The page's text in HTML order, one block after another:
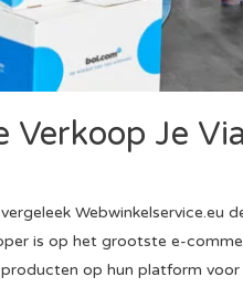
Verkoop Je
is op het grootste e-
op hun platform